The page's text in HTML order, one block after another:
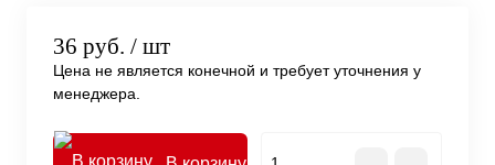
36 руб. / шт
Цена не является конечной и требует уточнения у
менеджера.